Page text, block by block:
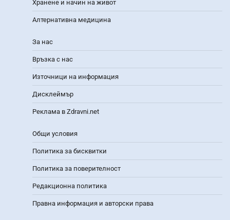
Хранене и начин на живот
Алтернативна медицина
За нас
Връзка с нас
Източници на информация
Дисклеймър
Реклама в Zdravni.net
Общи условия
Политика за бисквитки
Политика за поверителност
Редакционна политика
Правна информация и авторски права